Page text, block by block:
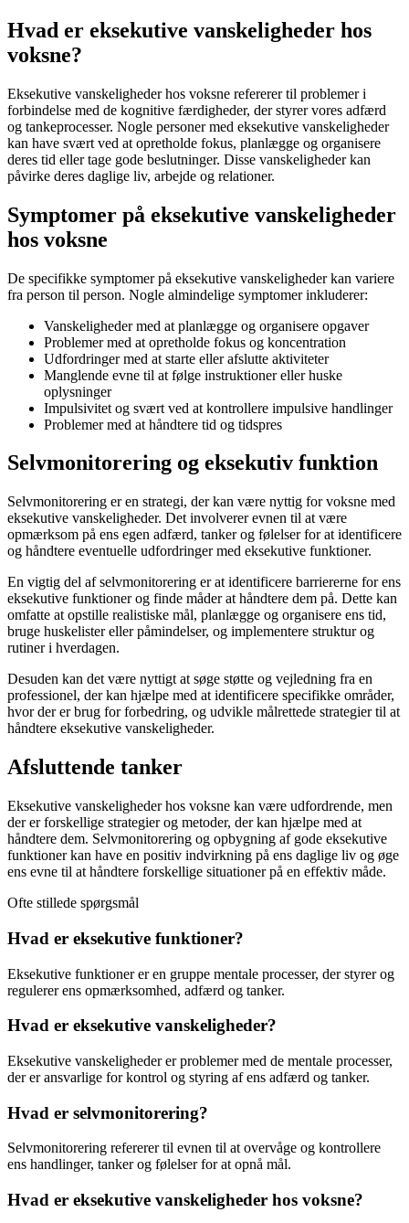
Hvad er eksekutive vanskeligheder hos
voksne?
Eksekutive vanskeligheder hos voksne refererer til problemer i
forbindelse med de kognitive færdigheder, der styrer vores adfærd
og tankeprocesser. Nogle personer med eksekutive vanskeligheder
kan have svært ved at opretholde fokus, planlægge og organisere
deres tid eller tage gode beslutninger. Disse vanskeligheder kan
påvirke deres daglige liv, arbejde og relationer.
Symptomer på eksekutive vanskeligheder
hos voksne
De specifikke symptomer på eksekutive vanskeligheder kan variere
fra person til person. Nogle almindelige symptomer inkluderer:
Vanskeligheder med at planlægge og organisere opgaver
Problemer med at opretholde fokus og koncentration
Udfordringer med at starte eller afslutte aktiviteter
Manglende evne til at følge instruktioner eller huske
oplysninger
Impulsivitet og svært ved at kontrollere impulsive handlinger
Problemer med at håndtere tid og tidspres
Selvmonitorering og eksekutiv funktion
Selvmonitorering er en strategi, der kan være nyttig for voksne med
eksekutive vanskeligheder. Det involverer evnen til at være
opmærksom på ens egen adfærd, tanker og følelser for at identificere
og håndtere eventuelle udfordringer med eksekutive funktioner.
En vigtig del af selvmonitorering er at identificere barriererne for ens
eksekutive funktioner og finde måder at håndtere dem på. Dette kan
omfatte at opstille realistiske mål, planlægge og organisere ens tid,
bruge huskelister eller påmindelser, og implementere struktur og
rutiner i hverdagen.
Desuden kan det være nyttigt at søge støtte og vejledning fra en
professionel, der kan hjælpe med at identificere specifikke områder,
hvor der er brug for forbedring, og udvikle målrettede strategier til at
håndtere eksekutive vanskeligheder.
Afsluttende tanker
Eksekutive vanskeligheder hos voksne kan være udfordrende, men
der er forskellige strategier og metoder, der kan hjælpe med at
håndtere dem. Selvmonitorering og opbygning af gode eksekutive
funktioner kan have en positiv indvirkning på ens daglige liv og øge
ens evne til at håndtere forskellige situationer på en effektiv måde.
Ofte stillede spørgsmål
Hvad er eksekutive funktioner?
Eksekutive funktioner er en gruppe mentale processer, der styrer og
regulerer ens opmærksomhed, adfærd og tanker.
Hvad er eksekutive vanskeligheder?
Eksekutive vanskeligheder er problemer med de mentale processer,
der er ansvarlige for kontrol og styring af ens adfærd og tanker.
Hvad er selvmonitorering?
Selvmonitorering refererer til evnen til at overvåge og kontrollere
ens handlinger, tanker og følelser for at opnå mål.
Hvad er eksekutive vanskeligheder hos voksne?